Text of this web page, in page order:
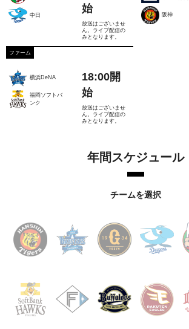
中日
始
放送はございませ
ん。ライブ配信の
みとなります。
阪神
ファーム
横浜DeNA
福岡ソフトバ
ンク
18:00開
始
放送はございませ
ん。ライブ配信の
みとなります。
年間スケジュール
チームを選択